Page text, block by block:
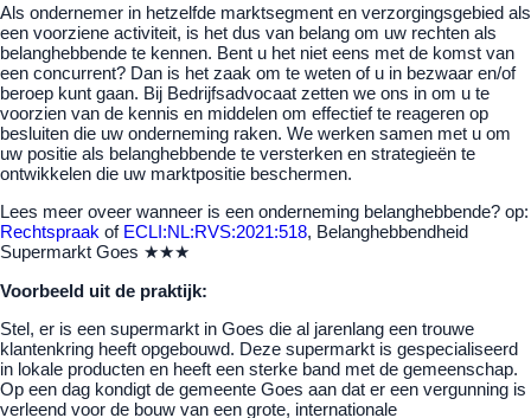
Als ondernemer in hetzelfde marktsegment en verzorgingsgebied als
een voorziene activiteit, is het dus van belang om uw rechten als
belanghebbende te kennen. Bent u het niet eens met de komst van
een concurrent? Dan is het zaak om te weten of u in bezwaar en/of
beroep kunt gaan. Bij Bedrijfsadvocaat zetten we ons in om u te
voorzien van de kennis en middelen om effectief te reageren op
besluiten die uw onderneming raken. We werken samen met u om
uw positie als belanghebbende te versterken en strategieën te
ontwikkelen die uw marktpositie beschermen.
Lees meer oveer wanneer is een onderneming belanghebbende? op:
Rechtspraak of ECLI:NL:RVS:2021:518, Belanghebbendheid
Supermarkt Goes ★★★
Voorbeeld uit de praktijk:
Stel, er is een supermarkt in Goes die al jarenlang een trouwe
klantenkring heeft opgebouwd. Deze supermarkt is gespecialiseerd
in lokale producten en heeft een sterke band met de gemeenschap.
Op een dag kondigt de gemeente Goes aan dat er een vergunning is
verleend voor de bouw van een grote, internationale